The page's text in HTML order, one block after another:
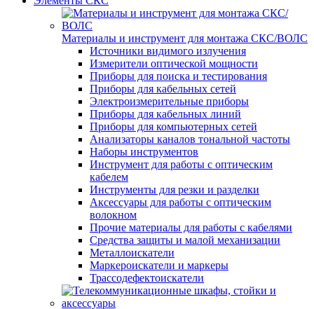
Материалы и инструмент для монтажа СКС/ВОЛС
Источники видимого излучения
Измерители оптической мощности
Приборы для поиска и тестирования
Приборы для кабельных сетей
Электроизмерительные приборы
Приборы для кабельных линий
Приборы для компьютерных сетей
Анализаторы каналов тональной частоты
Наборы инструментов
Инструмент для работы с оптическим
кабелем
Инструменты для резки и разделки
Аксессуары для работы с оптическим
волокном
Прочие материалы для работы с кабелями
Средства защиты и малой механизации
Металлоискатели
Маркероискатели и маркеры
Трассодефектоискатели